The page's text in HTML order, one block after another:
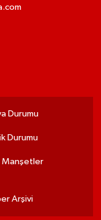
Durumu
Durumu
Manşetler
Arşivi